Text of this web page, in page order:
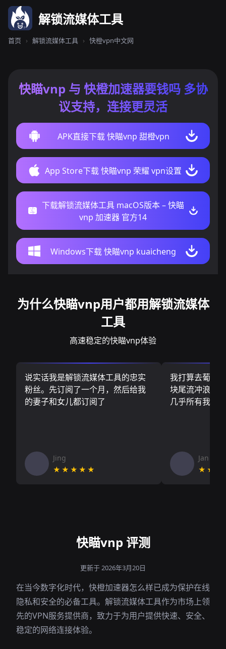
解锁流媒体工具
首页 › 解锁流媒体工具 › 快橙vpn中文网
快瞄vnp 与 快橙加速器要钱吗 多协
议支持，连接更灵活
APK直接下载 快瞄vnp 甜橙vpn
App Store下载 快瞄vnp 荣耀 vpn设置
下载解锁流媒体工具 macOS版本 – 快瞄
vnp 加速器 官方14
Windows下载 快瞄vnp kuaicheng
为什么快瞄vnp用户都用解锁流媒体
工具
高速稳定的快瞄vnp体验
说实话我是解锁流媒体工具的忠实
粉丝。先订阅了一个月，然后给我
的妻子和女儿都订阅了
Jing
★★★★★
我打算去葡萄
块尾流冲浪板
几乎所有我需
Jan V
快瞄vnp 评测
更新于 2026年3月20日
在当今数字化时代，快橙加速器怎么样已成为保护在线
隐私和安全的必备工具。解锁流媒体工具作为市场上领
先的VPN服务提供商，致力于为用户提供快速、安全、
稳定的网络连接体验。